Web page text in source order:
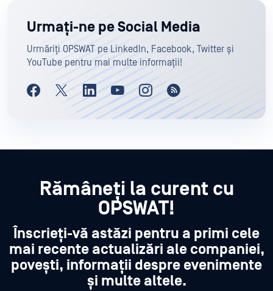
Urmați-ne pe Social Media
Urmăriți OPSWAT pe LinkedIn, Facebook, Twitter și
YouTube pentru mai multe informații!
Rămâneți la curent cu
OPSWAT!
Înscrieți-vă astăzi pentru a primi cele
mai recente actualizări ale companiei,
povești, informații despre evenimente
și multe altele.